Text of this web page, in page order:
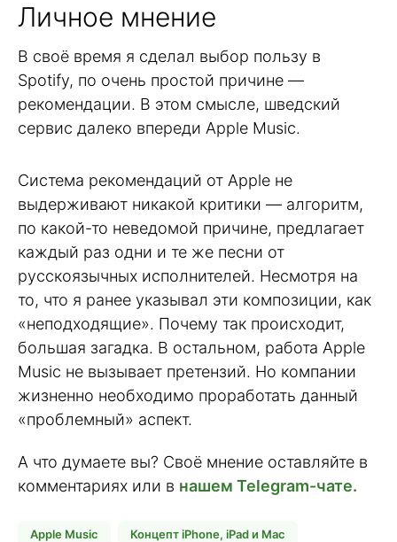
Личное мнение
В своё время я сделал выбор пользу в
Spotify, по очень простой причине —
рекомендации. В этом смысле, шведский
сервис далеко впереди Apple Music.
Система рекомендаций от Apple не
выдерживают никакой критики — алгоритм,
по какой-то неведомой причине, предлагает
каждый раз одни и те же песни от
русскоязычных исполнителей. Несмотря на
то, что я ранее указывал эти композиции, как
«неподходящие». Почему так происходит,
большая загадка. В остальном, работа Apple
Music не вызывает претензий. Но компании
жизненно необходимо проработать данный
«проблемный» аспект.
А что думаете вы? Своё мнение оставляйте в
комментариях или в нашем Telegram-чате.
Apple Music Концепт iPhone, iPad и Mac